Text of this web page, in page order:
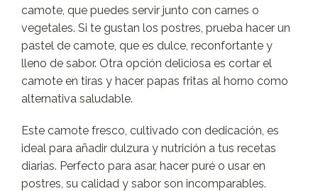
camote, que puedes servir junto con carnes o
vegetales. Si te gustan los postres, prueba hacer un
pastel de camote, que es dulce, reconfortante y
lleno de sabor. Otra opción deliciosa es cortar el
camote en tiras y hacer papas fritas al horno como
alternativa saludable.
Este camote fresco, cultivado con dedicación, es
ideal para añadir dulzura y nutrición a tus recetas
diarias. Perfecto para asar, hacer puré o usar en
postres, su calidad y sabor son incomparables.